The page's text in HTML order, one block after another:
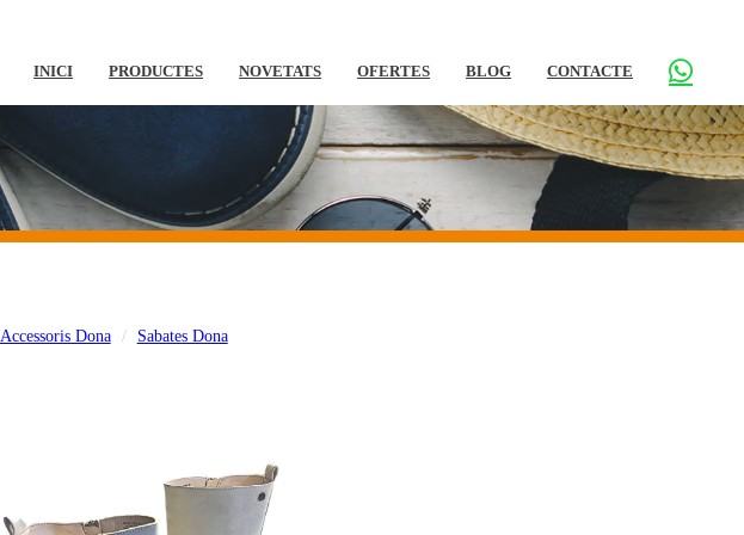
INICI PRODUCTES NOVETATS OFERTES BLOG CONTACTE
Accessoris Dona Sabates Dona